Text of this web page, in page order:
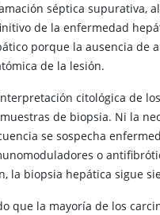
séptica supurativa,
de la enfermedad
porque la ausencia de
de la lesión.
citológica de
de biopsia. Ni la
se sospecha
o
la biopsia hepática sigue
que la mayoría de los